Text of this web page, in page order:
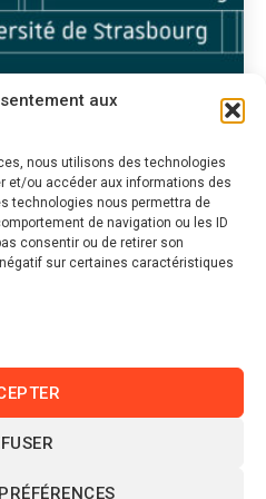
aux
nous utilisons des technologies
et/ou accéder aux informations des
technologies nous permettra de
de navigation ou les ID
consentir ou de retirer son
sur certaines caractéristiques
GRAPHIQUE